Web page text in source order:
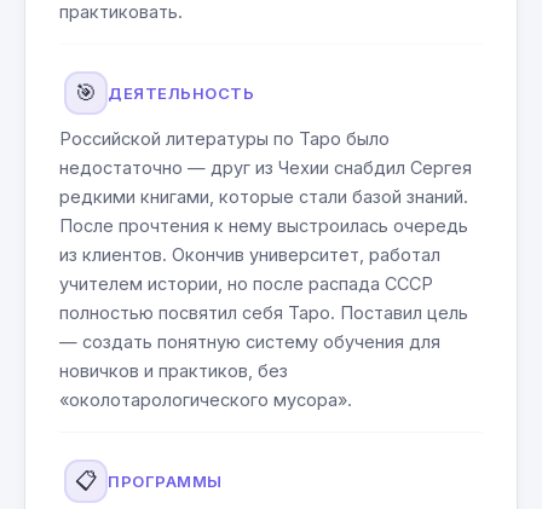
практиковать.
🎯 ДЕЯТЕЛЬНОСТЬ
Российской литературы по Таро было
недостаточно — друг из Чехии снабдил Сергея
редкими книгами, которые стали базой знаний.
После прочтения к нему выстроилась очередь
из клиентов. Окончив университет, работал
учителем истории, но после распада СССР
полностью посвятил себя Таро. Поставил цель
— создать понятную систему обучения для
новичков и практиков, без
«околотарологического мусора».
📋 ПРОГРАММЫ